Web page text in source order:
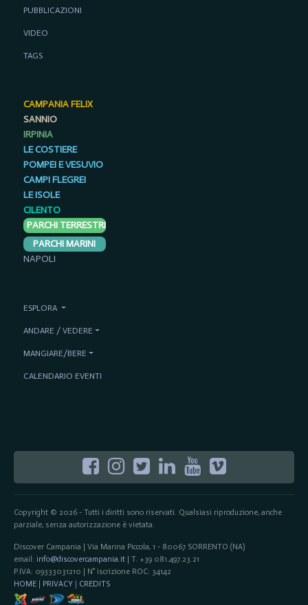
Copyright © 2026 - Tutti i diritti sono riservati. Qualsiasi riproduzione, anche
parziale, senza autorizzazione è vietata.
Discover Campania | Via Marina Piccola, 1 - 80067 SORRENTO (NA)
email: info@discovercampania.it| T. +39 081.497.23.21
P.IVA: 09333031210 | N° iscrizione ROC: 34142
HOME| PRIVACY | CREDITS
PUBBLICAZIONI
VIDEO
TAGS
CAMPANIA FELIX
SANNIO
IRPINIA
LE COSTIERE
POMPEI E VESUVIO
CAMPI FLEGREI
LE ISOLE
CILENTO
PARCHI TERRESTRI
PARCHI MARINI
NAPOLI
ESPLORA
ANDARE / VEDERE
MANGIARE/BERE
CALENDARIO EVENTI